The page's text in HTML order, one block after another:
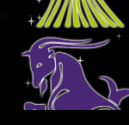
Pinterest